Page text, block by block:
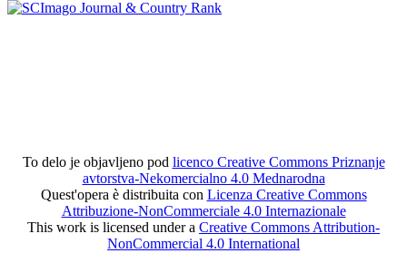
To delo je objavljeno pod licenco Creative Commons Priznanje
avtorstva-Nekomercialno 4.0 Mednarodna
Quest'opera è distribuita con Licenza Creative Commons
Attribuzione-NonCommerciale 4.0 Internazionale
This work is licensed under a Creative Commons Attribution-
NonCommercial 4.0 International